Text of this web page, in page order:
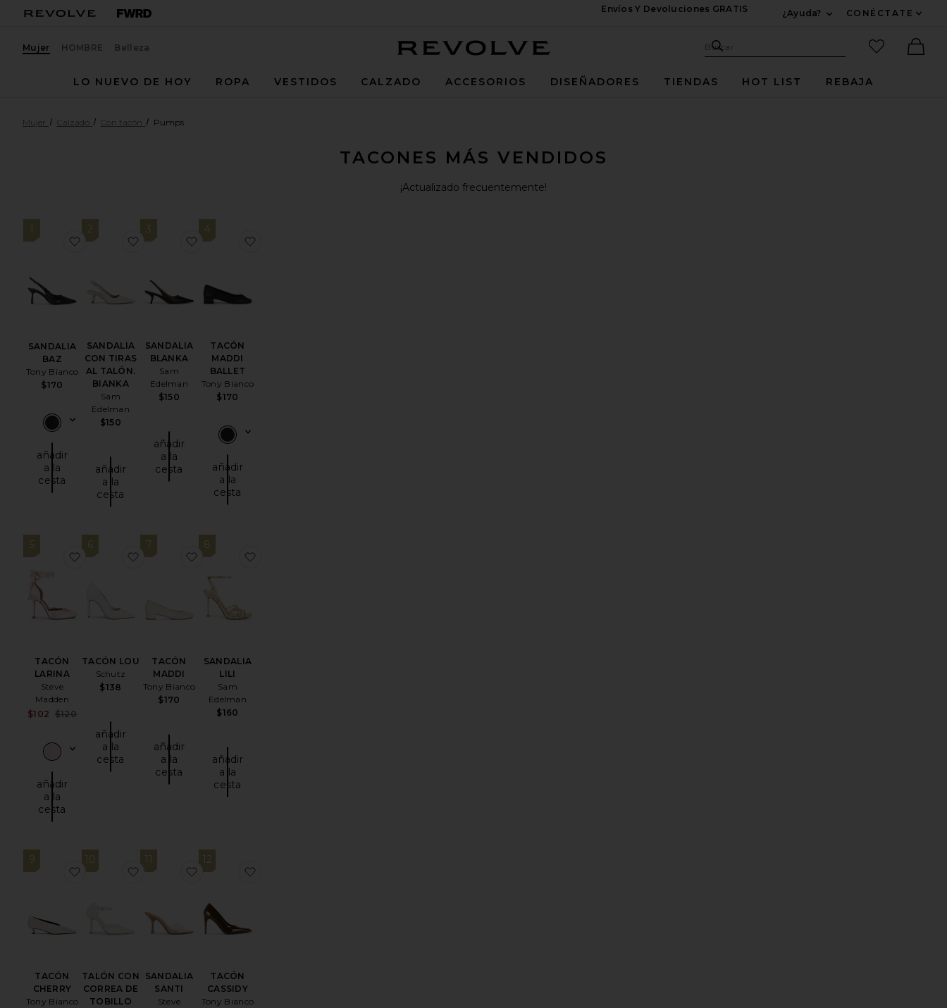
Envíos Y Devoluciones GRATIS
¿Ayuda?
CONÉCTATE
Mujer HOMBRE Belleza Sitio de búsqueda
Buscar
artículos
LO NUEVO DE HOY
ROPA VESTIDOS CALZADO ACCESORIOS DISEÑADORES TIENDAS HOT LIST REBAJA
Mujer Calzado Con tacón Pumps
TACONES MÁS VENDIDOS
¡Actualizado frecuentemente!
1
SANDALIA
BAZ
Tony Bianco
$170
añadir
a la
cesta
favoritoSANDALIA BAZ
2
SANDALIA
CON TIRAS
AL TALÓN.
BIANKA
Sam
Edelman
$150
añadir
a la
cesta
favoritoSANDALIA CON TIRAS AL TALÓN. BIANKA
3
SANDALIA
BLANKA
Sam
Edelman
$150
añadir
a la
cesta
favoritoSANDALIA BLANKA
4
TACÓN
MADDI
BALLET
Tony Bianco
$170
añadir
a la
cesta
5
TACÓN
LARINA
Steve
Madden
$102
Previous price:
$120
añadir
a la
cesta
favoritoTACÓN LARINA
6
TACÓN LOU
Schutz
$138
añadir
a la
cesta
favoritoTACÓN LOU
7
TACÓN
MADDI
Tony Bianco
$170
añadir
a la
cesta
favoritoTACÓN MADDI
8
SANDALIA
LILI
Sam
Edelman
$160
añadir
a la
cesta
9
TACÓN
CHERRY
Tony Bianco
favoritoTACÓN CHERRY
10
TALÓN CON
CORREA DE
TOBILLO
favoritoTALÓN CON CORREA DE TOBILLO NINA
11
SANDALIA
SANTI
Steve
favoritoSANDALIA SANTI
12
TACÓN
CASSIDY
Tony Bianco